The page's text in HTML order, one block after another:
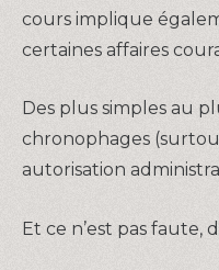
cours implique
certaines affaires
Des plus simples au
chronophages
autorisation
Et ce n’est pas faute,